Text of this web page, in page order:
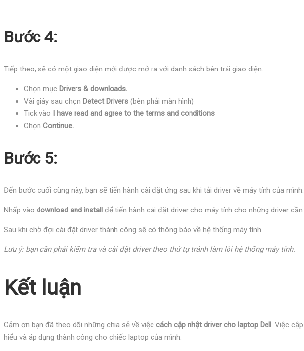
Bước 4:
Tiếp theo, sẽ có một giao diện mới được mở ra với danh sách bên trái giao diện.
Chọn mục Drivers & downloads.
Vài giây sau chọn Detect Drivers (bên phải màn hình)
Tick vào I have read and agree to the terms and conditions
Chọn Continue.
Bước 5:
Đến bước cuối cùng này, bạn sẽ tiến hành cài đặt ứng sau khi tải driver về máy tính của mình.
Nhấp vào download and install để tiến hành cài đặt driver cho máy tính cho những driver cần
Sau khi chờ đợi cài đặt driver thành công sẽ có thông báo về hệ thống máy tính.
Lưu ý: bạn cần phải kiểm tra và cài đặt driver theo thứ tự tránh làm lỗi hệ thống máy tính.
Kết luận
Cảm ơn bạn đã theo dõi những chia sẻ về việc cách cập nhật driver cho laptop Dell . Việc
hiểu và áp dụng thành công cho chiếc laptop của mình.